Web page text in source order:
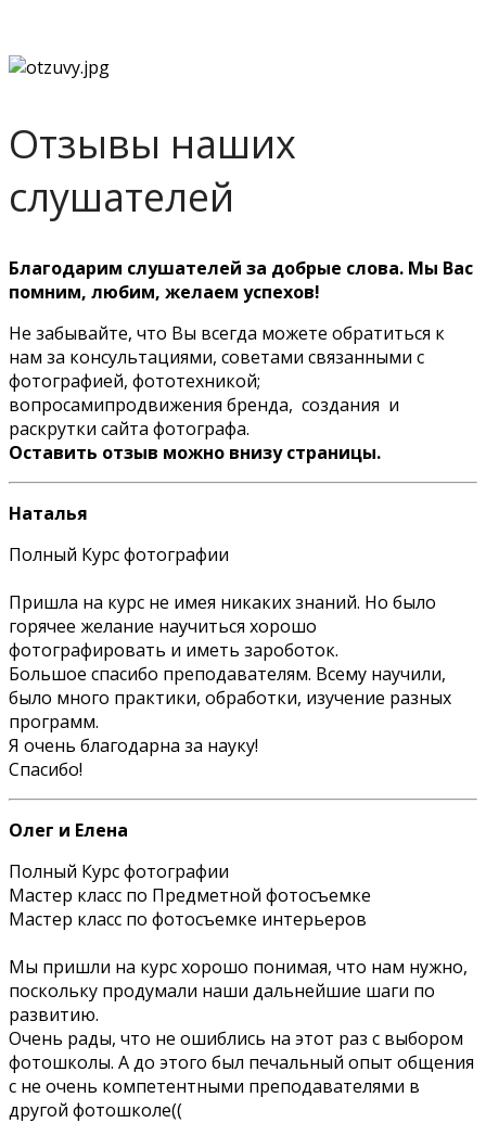
Отзывы наших
слушателей
Благодарим слушателей за добрые слова. Мы Вас
помним, любим, желаем успехов!
Не забывайте, что Вы всегда можете обратиться к
нам за консультациями, советами связанными с
фотографией, фототехникой;
вопросамипродвижения бренда, создания и
раскрутки сайта фотографа.
Оставить отзыв можно внизу страницы.
Наталья
Полный Курс фотографии
Пришла на курс не имея никаких знаний. Но было
горячее желание научиться хорошо
фотографировать и иметь зароботок.
Большое спасибо преподавателям. Всему научили,
было много практики, обработки, изучение разных
программ.
Я очень благодарна за науку!
Спасибо!
Олег и Елена
Полный Курс фотографии
Мастер класс по Предметной фотосъемке
Мастер класс по фотосъемке интерьеров
Мы пришли на курс хорошо понимая, что нам нужно,
поскольку продумали наши дальнейшие шаги по
развитию.
Очень рады, что не ошиблись на этот раз с выбором
фотошколы. А до этого был печальный опыт общения
с не очень компетентными преподавателями в
другой фотошколе((